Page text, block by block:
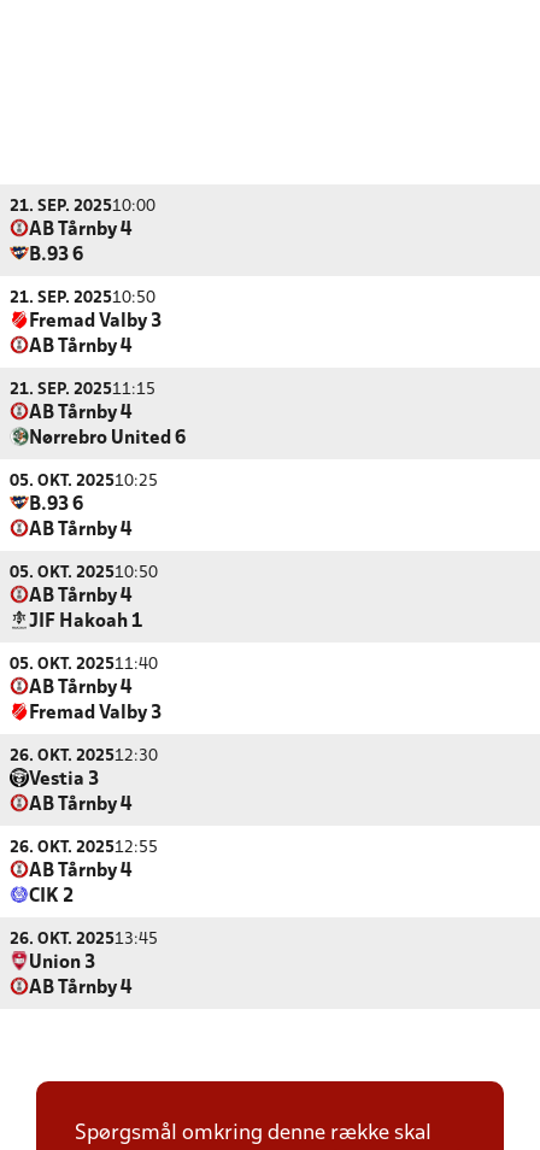
21. SEP. 202510:00
AB Tårnby 4
B.93 6
21. SEP. 202510:50
Fremad Valby 3
AB Tårnby 4
21. SEP. 202511:15
AB Tårnby 4
Nørrebro United 6
05. OKT. 202510:25
B.93 6
AB Tårnby 4
05. OKT. 202510:50
AB Tårnby 4
JIF Hakoah 1
05. OKT. 202511:40
AB Tårnby 4
Fremad Valby 3
26. OKT. 202512:30
Vestia 3
AB Tårnby 4
26. OKT. 202512:55
AB Tårnby 4
CIK 2
26. OKT. 202513:45
Union 3
AB Tårnby 4
Spørgsmål omkring denne række skal